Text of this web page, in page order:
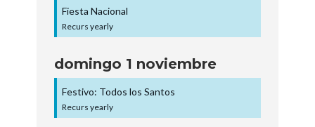
Fiesta Nacional
Recurs yearly
domingo 1 noviembre
Festivo: Todos los Santos
Recurs yearly